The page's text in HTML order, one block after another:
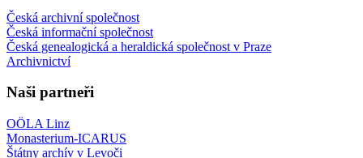
Česká archivní společnost
Česká informační společnost
Česká genealogická a heraldická společnost v Praze
Archivnictví
Naši partneři
OÖLA Linz
Monasterium-ICARUS
Štátny archív v Levoči